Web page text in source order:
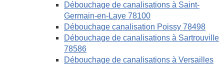
Débouchage de canalisations à Saint-
Germain-en-Laye 78100
Débouchage canalisation Poissy 78498
Débouchage de canalisations à Sartrouville
78586
Débouchage de canalisations à Versailles